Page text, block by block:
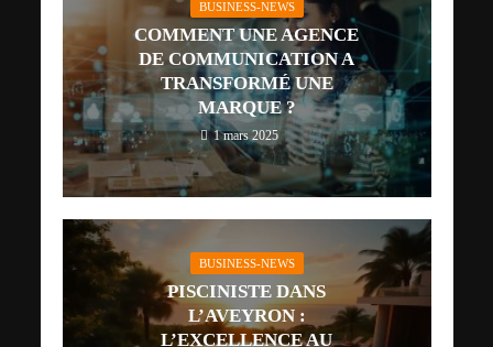
BUSINESS-NEWS
COMMENT UNE AGENCE
DE COMMUNICATION A
TRANSFORMÉ UNE
MARQUE ?
1 mars 2025
BUSINESS-NEWS
PISCINISTE DANS
L’AVEYRON :
L’EXCELLENCE AU